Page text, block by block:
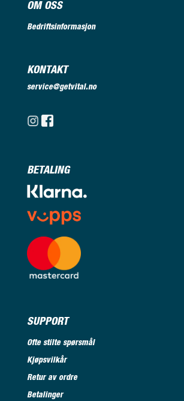
OM OSS
Bedriftsinformasjon
KONTAKT
service@getvital.no
BETALING
SUPPORT
Ofte stilte spørsmål
Kjøpsvilkår
Retur av ordre
Betalinger